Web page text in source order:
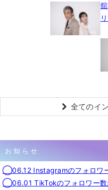
全てのイ
お知らせ
◯06.12 Instagramのフォロワ
◯06.01 TikTokのフォロワー数